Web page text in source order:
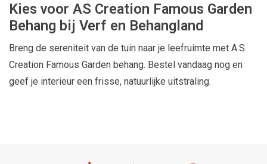
Kies voor AS Creation Famous Garden
Behang bij Verf en Behangland
Breng de sereniteit van de tuin naar je leefruimte met A.S.
Creation Famous Garden behang. Bestel vandaag nog en
geef je interieur een frisse, natuurlijke uitstraling.